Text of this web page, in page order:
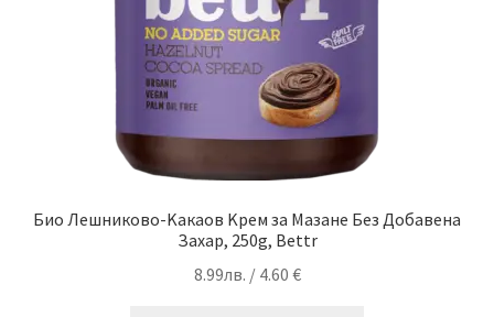
Био Лешниково-Kакаов Kрем за Мазане Без Добавена
Захар, 250g, Bettr
8.99лв. / 4.60 €